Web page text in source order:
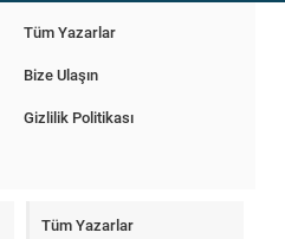
Tüm Yazarlar
Bize Ulaşın
Gizlilik Politikası
Tüm Yazarlar